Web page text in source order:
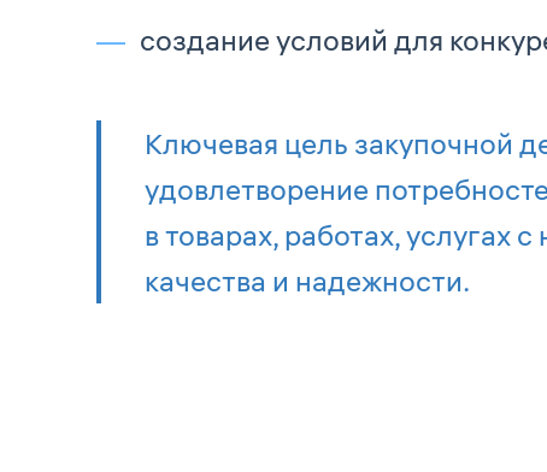
создание условий для
Ключевая цель закупочной
удовлетворение
в товарах, работах, услугах
качества и надежности.